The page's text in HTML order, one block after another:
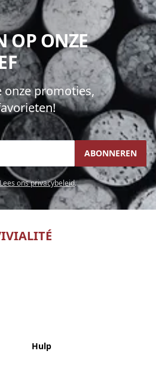
OP ONZE
onze promoties,
ABONNEREN
Lees ons privacybeleid.
Hulp